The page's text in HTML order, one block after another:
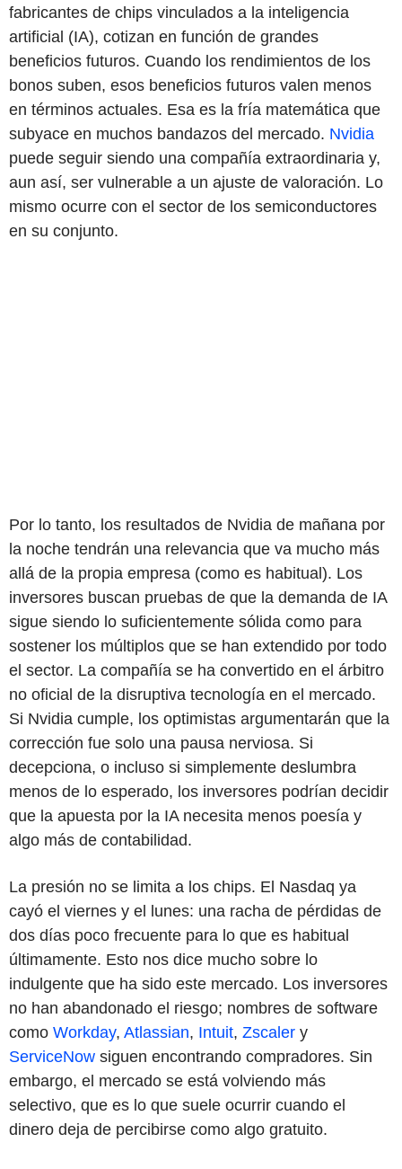
fabricantes de chips vinculados a la inteligencia
artificial (IA), cotizan en función de grandes
beneficios futuros. Cuando los rendimientos de los
bonos suben, esos beneficios futuros valen menos
en términos actuales. Esa es la fría matemática que
subyace en muchos bandazos del mercado. Nvidia
puede seguir siendo una compañía extraordinaria y,
aun así, ser vulnerable a un ajuste de valoración. Lo
mismo ocurre con el sector de los semiconductores
en su conjunto.
Por lo tanto, los resultados de Nvidia de mañana por
la noche tendrán una relevancia que va mucho más
allá de la propia empresa (como es habitual). Los
inversores buscan pruebas de que la demanda de IA
sigue siendo lo suficientemente sólida como para
sostener los múltiplos que se han extendido por todo
el sector. La compañía se ha convertido en el árbitro
no oficial de la disruptiva tecnología en el mercado.
Si Nvidia cumple, los optimistas argumentarán que la
corrección fue solo una pausa nerviosa. Si
decepciona, o incluso si simplemente deslumbra
menos de lo esperado, los inversores podrían decidir
que la apuesta por la IA necesita menos poesía y
algo más de contabilidad.
La presión no se limita a los chips. El Nasdaq ya
cayó el viernes y el lunes: una racha de pérdidas de
dos días poco frecuente para lo que es habitual
últimamente. Esto nos dice mucho sobre lo
indulgente que ha sido este mercado. Los inversores
no han abandonado el riesgo; nombres de software
como Workday, Atlassian, Intuit, Zscaler y
ServiceNow siguen encontrando compradores. Sin
embargo, el mercado se está volviendo más
selectivo, que es lo que suele ocurrir cuando el
dinero deja de percibirse como algo gratuito.